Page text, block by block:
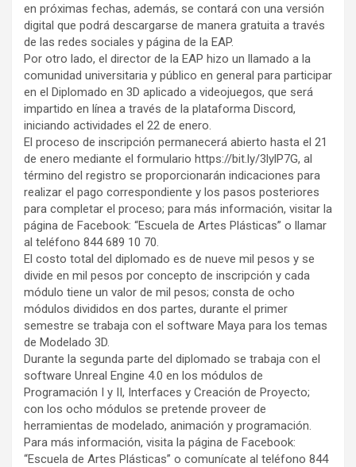
en próximas fechas, además, se contará con una versión
digital que podrá descargarse de manera gratuita a través
de las redes sociales y página de la EAP.
Por otro lado, el director de la EAP hizo un llamado a la
comunidad universitaria y público en general para participar
en el Diplomado en 3D aplicado a videojuegos, que será
impartido en línea a través de la plataforma Discord,
iniciando actividades el 22 de enero.
El proceso de inscripción permanecerá abierto hasta el 21
de enero mediante el formulario https://bit.ly/3lylP7G, al
término del registro se proporcionarán indicaciones para
realizar el pago correspondiente y los pasos posteriores
para completar el proceso; para más información, visitar la
página de Facebook: “Escuela de Artes Plásticas” o llamar
al teléfono 844 689 10 70.
El costo total del diplomado es de nueve mil pesos y se
divide en mil pesos por concepto de inscripción y cada
módulo tiene un valor de mil pesos; consta de ocho
módulos divididos en dos partes, durante el primer
semestre se trabaja con el software Maya para los temas
de Modelado 3D.
Durante la segunda parte del diplomado se trabaja con el
software Unreal Engine 4.0 en los módulos de
Programación I y II, Interfaces y Creación de Proyecto;
con los ocho módulos se pretende proveer de
herramientas de modelado, animación y programación.
Para más información, visita la página de Facebook:
“Escuela de Artes Plásticas” o comunícate al teléfono 844